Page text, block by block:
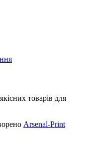
товарів для
Arsenal-Print